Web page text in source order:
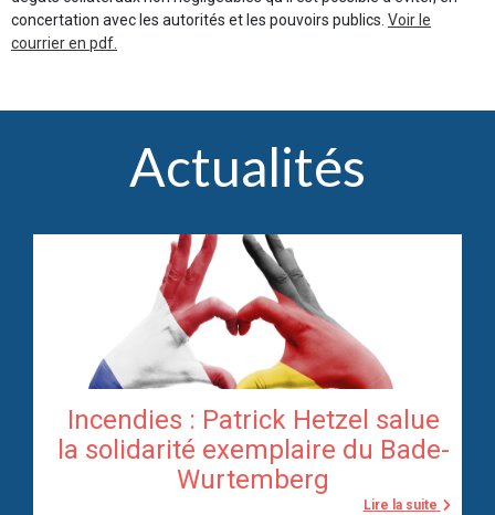
concertation avec les autorités et les pouvoirs publics. Voir le
courrier en pdf.
Actualités
Incendies : Patrick Hetzel salue
la solidarité exemplaire du Bade-
Wurtemberg
Lire la suite